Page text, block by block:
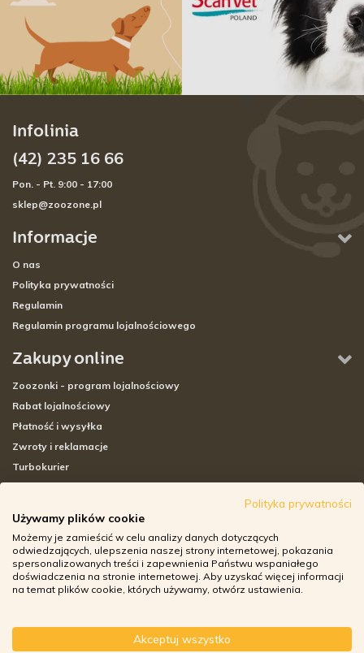
Informacje
O nas
Polityka prywatności
Regulamin
Regulamin programu lojalnościowego
Zakupy online
Zoozonki - program lojalnościowy
Rabat lojalnościowy
Płatność i wysyłka
Zwroty i reklamacje
Turbokurier
Adresy sklepów stacjonarnych
Godziny otwarcia sklepów
Aplikacja zoozone.pl
Zwroty i reklamacje
Infolinia
(42) 235 16 66
Pon. - Pt. 9:00 - 17:00
sklep@zoozone.pl
Polityka prywatności
Używamy plików cookie
Możemy je zamieścić w celu analizy danych dotyczących
odwiedzających, ulepszenia naszej strony internetowej, pokazania
spersonalizowanych treści i zapewnienia Państwu wspaniałego
doświadczenia na stronie internetowej. Aby uzyskać więcej informacji
na temat plików cookie, których używamy, otwórz ustawienia.
Akceptuj wszystko